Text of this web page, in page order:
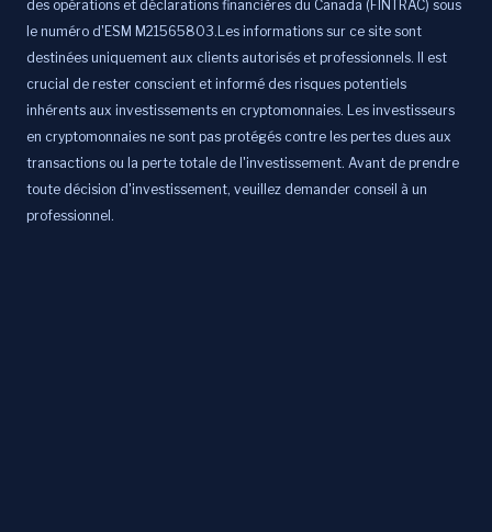
des opérations et déclarations financières du Canada (FINTRAC) sous
le numéro d'ESM M21565803.Les informations sur ce site sont
destinées uniquement aux clients autorisés et professionnels. Il est
crucial de rester conscient et informé des risques potentiels
inhérents aux investissements en cryptomonnaies. Les investisseurs
en cryptomonnaies ne sont pas protégés contre les pertes dues aux
transactions ou la perte totale de l'investissement. Avant de prendre
toute décision d'investissement, veuillez demander conseil à un
professionnel.